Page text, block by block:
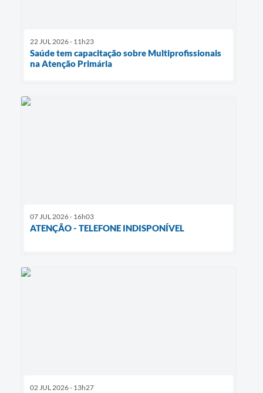
22 JUL 2026 - 11h23
Saúde tem capacitação sobre Multiprofissionais
na Atenção Primária
07 JUL 2026 - 16h03
ATENÇÃO - TELEFONE INDISPONÍVEL
02 JUL 2026 - 13h27